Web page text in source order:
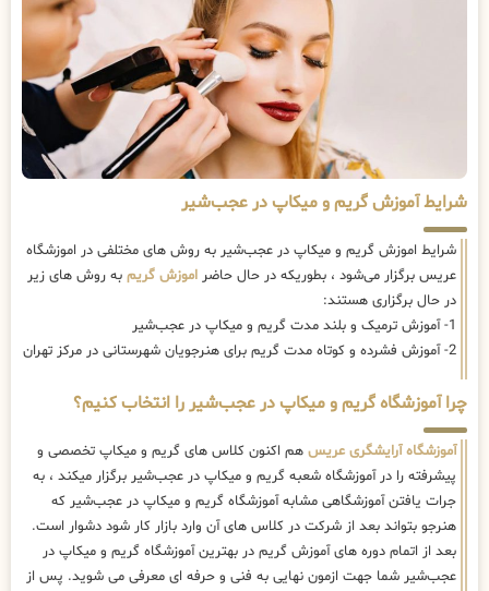
شرایط آموزش گریم و میکاپ در عجب‌شیر
شرایط اموزش گریم و میکاپ در عجب‌شیر به روش های مختلفی در اموزشگاه
عریس برگزار می‌شود ، بطوریکه در حال حاضر اموزش گریم به روش های زیر
در حال برگزاری هستند:
1- آموزش ترمیک و بلند مدت گریم و میکاپ در عجب‌شیر
2- آموزش فشرده و کوتاه مدت گریم برای هنرجویان شهرستانی در مرکز تهران
چرا آموزشگاه گریم و میکاپ در عجب‌شیر را انتخاب کنیم؟
آموزشگاه آرایشگری عریس هم اکنون کلاس های گریم و میکاپ تخصصی و
پیشرفته را در آموزشگاه شعبه گریم و میکاپ در عجب‌شیر برگزار میکند ، به
جرات یافتن آموزشگاهی مشابه آموزشگاه گریم و میکاپ در عجب‌شیر که
هنرجو بتواند بعد از شرکت در کلاس های آن وارد بازار کار شود دشوار است.
بعد از اتمام دوره های آموزش گریم در بهترین آموزشگاه گریم و میکاپ در
عجب‌شیر شما جهت ازمون نهایی به فنی و حرفه ای معرفی می شوید. پس از